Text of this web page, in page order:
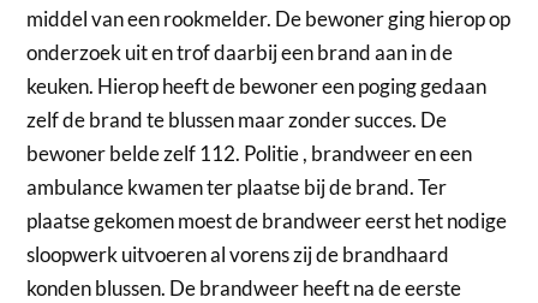
middel van een rookmelder. De bewoner ging hierop op
onderzoek uit en trof daarbij een brand aan in de
keuken. Hierop heeft de bewoner een poging gedaan
zelf de brand te blussen maar zonder succes. De
bewoner belde zelf 112. Politie , brandweer en een
ambulance kwamen ter plaatse bij de brand. Ter
plaatse gekomen moest de brandweer eerst het nodige
sloopwerk uitvoeren al vorens zij de brandhaard
konden blussen. De brandweer heeft na de eerste